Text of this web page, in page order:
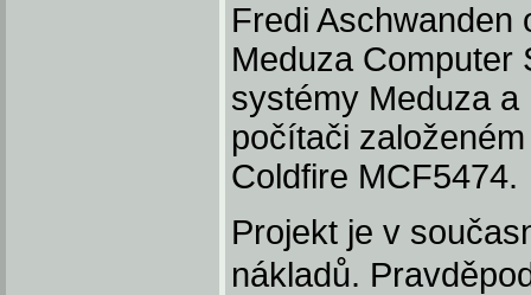
Fredi Aschwanden
Meduza Computer
systémy Meduza
počítači
Coldfire MCF5474.
Projekt je v
nákladů.